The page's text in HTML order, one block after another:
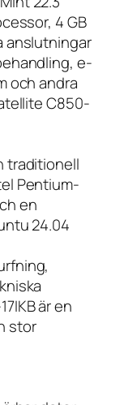
4 GB
anslutningar
e-
och andra
C850-
traditionell
Pentium-
en
24.04
är en
stor